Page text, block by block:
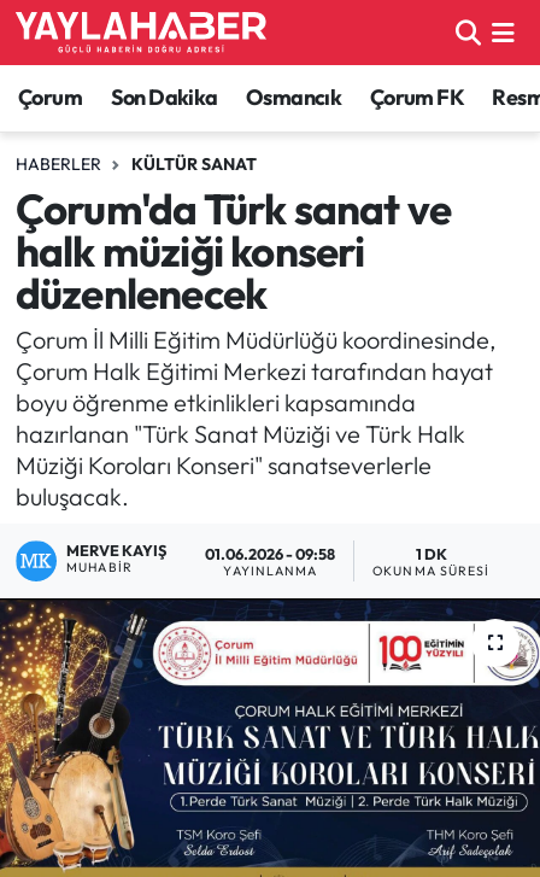
Çorum Son Dakika Osmancık Çorum FK
HABERLER KÜLTÜR SANAT
Çorum'da Türk sanat ve
halk müziği konseri
düzenlenecek
Çorum İl Milli Eğitim Müdürlüğü koordinesinde,
Çorum Halk Eğitimi Merkezi tarafından hayat
boyu öğrenme etkinlikleri kapsamında
hazırlanan "Türk Sanat Müziği ve Türk Halk
Müziği Koroları Konseri" sanatseverlerle
buluşacak.
MERVE KAYIŞ
MUHABIR
01.06.2026 - 09:58
YAYINLANMA
1 DK
OKUNMA SÜRESI
Alaca Haberleri
Bayat Haberleri
Bilgi - Keşfet Haberleri
Bilim ve Teknoloji
Boğazkale Haberleri
Çorum Haberleri
Çorum Son Dakika Haberleri
Ekonomi
Güncel
İskilip Haberleri
Kargı Haberleri
Çorum Nöbetçi Eczaneler
Çorum Hava Durumu
Çorum Namaz Vakitleri
Çorum Trafik Yoğunluk Haritası
TFF 1.Lig Puan Durumu ve Fikstür
Tüm Manşetler
Son Dakika Haberleri